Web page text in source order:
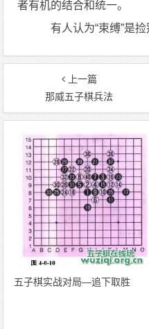
者有机的结合和统一。
有人认为“束缚”是
上一篇
那威五子棋兵法
五子棋实战对局—追下取胜